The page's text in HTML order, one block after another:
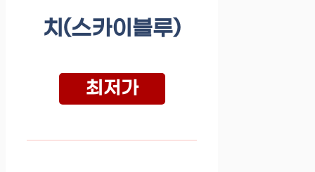
치(스카이블루)
최저가